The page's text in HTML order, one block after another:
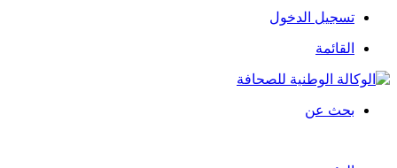
تسجيل الدخول
القائمة
بحث عن